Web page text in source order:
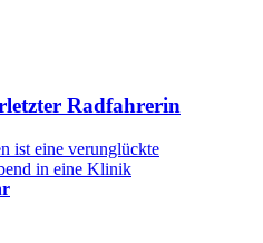
Radfahrerin
ist eine verunglückte
in eine Klinik